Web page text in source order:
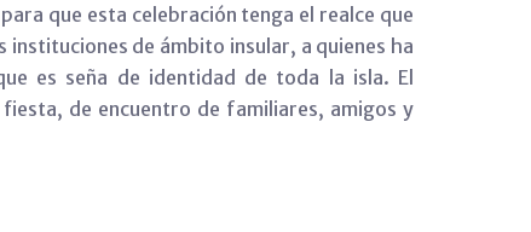
que esta celebración tenga el realce que
de ámbito insular, a quienes ha
es seña de identidad de toda la isla. El
de encuentro de familiares, amigos y